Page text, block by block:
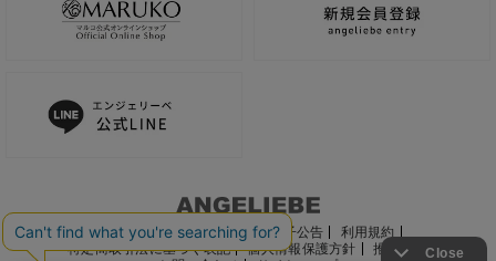
ご利用ガイド 会社概要 電子公告
利用規約
特定商取引法に基づく表記
個人情報保護方針
推奨環境